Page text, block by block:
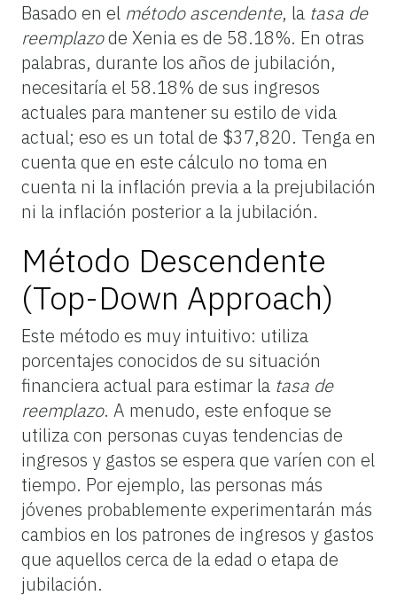
Basado en el método ascendente, la tasa de
reemplazode Xenia es de 58.18%. En otras
palabras, durante los años de jubilación,
necesitaría el 58.18% de sus ingresos
actuales para mantener su estilo de vida
actual; eso es un total de $37,820. Tenga en
cuenta que en este cálculo no toma en
cuenta ni la inflación previa a la prejubilación
ni la inflación posterior a la jubilación.
Método Descendente
(Top-Down Approach)
Este método es muy intuitivo: utiliza
porcentajes conocidos de su situación
financiera actual para estimar la tasa de
reemplazo. A menudo, este enfoque se
utiliza con personas cuyas tendencias de
ingresos y gastos se espera que varíen con el
tiempo. Por ejemplo, las personas más
jóvenes probablemente experimentarán más
cambios en los patrones de ingresos y gastos
que aquellos cerca de la edad o etapa de
jubilación.